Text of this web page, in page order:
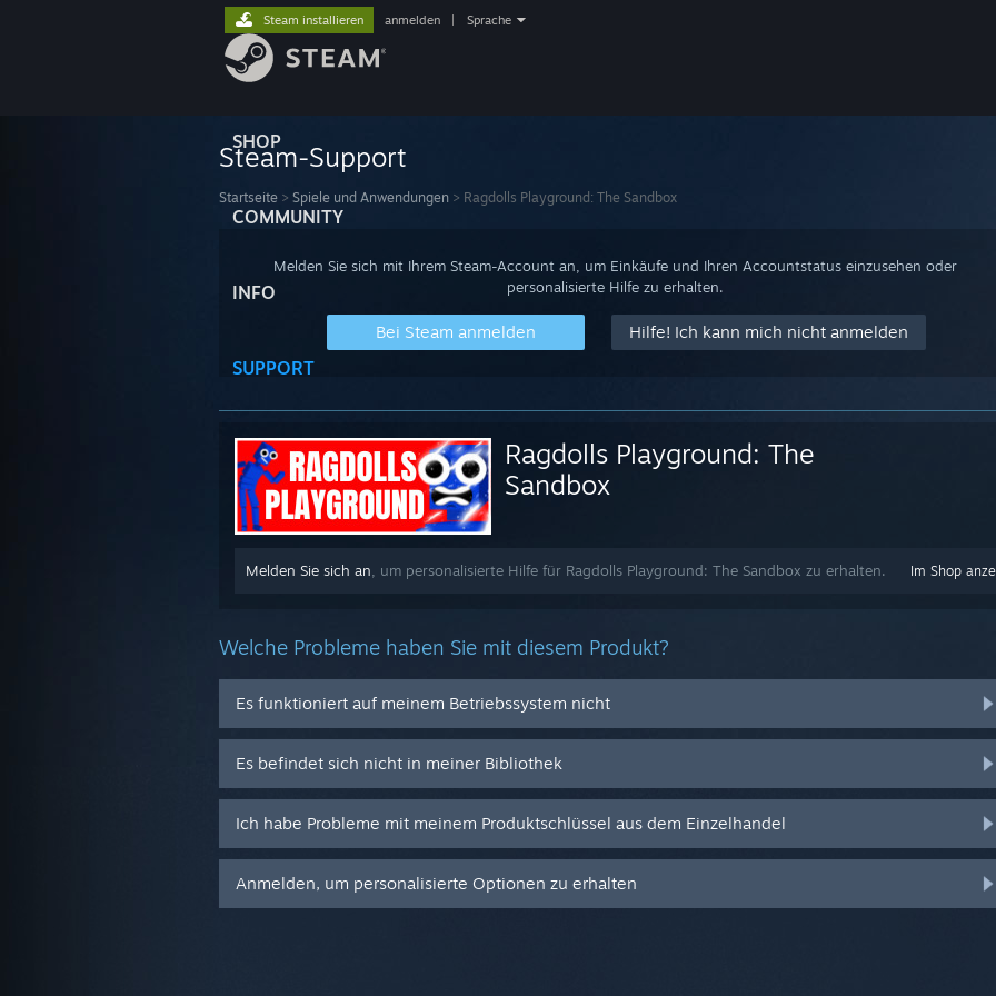
SHOP
COMMUNITY
INFO
SUPPORT
Steam installieren anmelden Sprache
Steam-Support
Startseite > Spiele und Anwendungen > Ragdolls Playground: The Sandbox
Melden Sie sich mit Ihrem Steam-Account an, um Einkäufe und Ihren Accountstatus einzusehen oder
personalisierte Hilfe zu erhalten.
Bei Steam anmelden Hilfe! Ich kann mich nicht anmelden
Ragdolls Playground: The
Sandbox
Im Shop
Melden Sie sich an , um personalisierte Hilfe für Ragdolls Playground: The Sandbox zu erhalten.
Welche Probleme haben Sie mit diesem Produkt?
Es funktioniert auf meinem Betriebssystem nicht
Es befindet sich nicht in meiner Bibliothek
Ich habe Probleme mit meinem Produktschlüssel aus dem Einzelhandel
Anmelden, um personalisierte Optionen zu erhalten